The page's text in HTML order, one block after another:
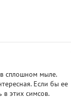
сплошном мыле.
Если бы ее
в этих симсов.